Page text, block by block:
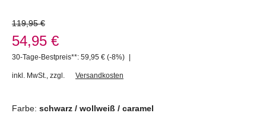
119,95 €
54,95 €
30-Tage-Bestpreis**: 59,95 € (-8%) |
inkl. MwSt. zzgl. Versandkosten
Farbe: schwarz / wollweiß / caramel